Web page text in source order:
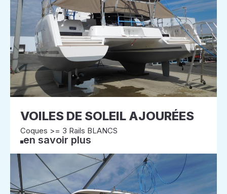
VOILES DE SOLEIL AJOURÉES
Coques >= 3 Rails BLANCS
en savoir plus